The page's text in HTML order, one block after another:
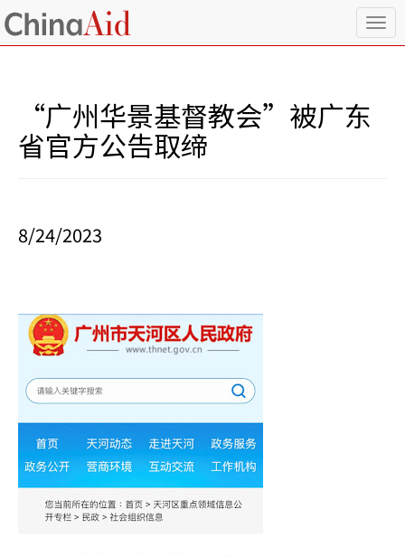
T
o
“广州华景基督教会”被广东
省官方公告取缔
8/24/2023